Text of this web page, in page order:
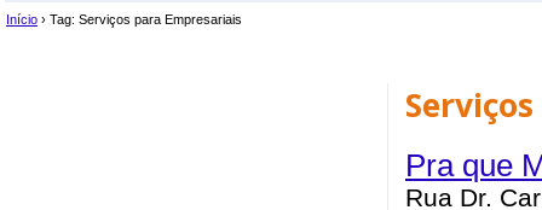
Início › Tag: Serviços para Empresariais
Pra que
Rua Dr.